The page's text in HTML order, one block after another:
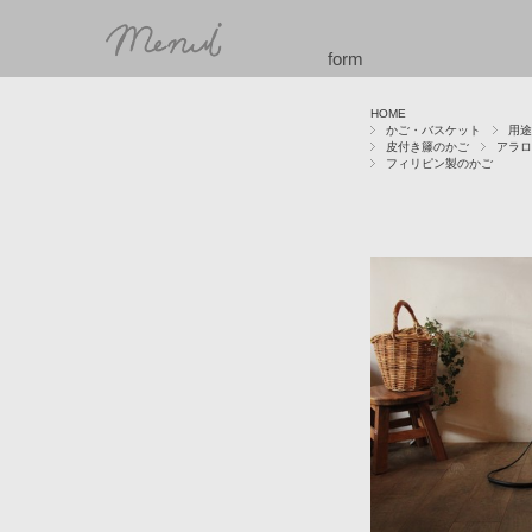
form
HOME
かご・バスケット
用
皮付き籐のかご
アラ
フィリピン製のかご